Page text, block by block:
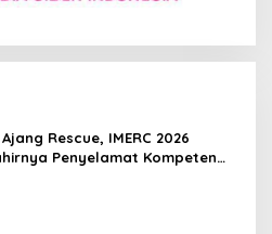
Rescue, IMERC 2026
Penyelamat Kompeten